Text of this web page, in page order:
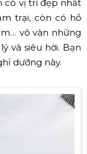
có vị trí đẹp nhất
trại, còn có hồ
vô vàn những
và siêu hời. Bạn
dưỡng này.